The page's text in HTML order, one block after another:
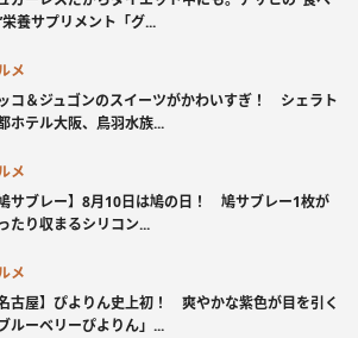
栄養サプリメント「グ...
メ
コ＆ジュゴンのスイーツがかわいすぎ！ シェラト
ホテル大阪、鳥羽水族...
メ
鳩サブレー】8月10日は鳩の日！ 鳩サブレー1枚が
たり収まるシリコン...
メ
名古屋】ぴよりん史上初！ 爽やかな紫色が目を引く
ブルーベリーぴよりん」...